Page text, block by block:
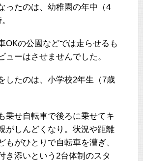
ったのは、幼稚園の年中（4
OKの公園などでは走らせるも
ューはさせませんでした。
したのは、小学校2年生（7歳
乗せ自転車で後ろに乗せてキ
がしんどくなり。状況や距離
もがひとりで自転車を漕ぎ、
き添いという2台体制のスタ